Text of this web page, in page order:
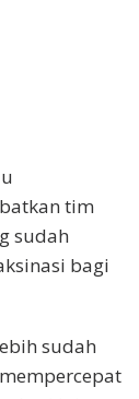
tim
sudah
bagi
sudah